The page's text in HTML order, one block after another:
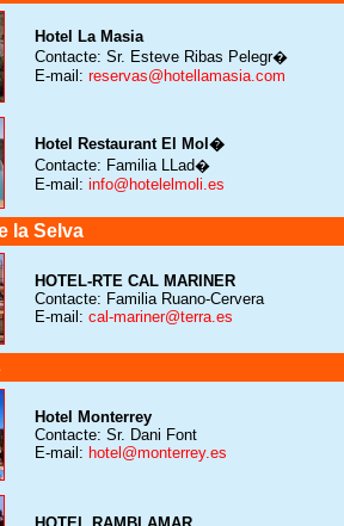
Hotel La Masia
Contacte: Sr. Esteve Ribas Pelegr�
E-mail: reservas@hotellamasia.com
Hotel Restaurant El Mol�
Contacte: Familia LLad�
E-mail: info@hotelelmoli.es
la Selva
HOTEL-RTE CAL MARINER
Contacte: Familia Ruano-Cervera
E-mail: cal-mariner@terra.es
Hotel Monterrey
Contacte: Sr. Dani Font
E-mail: hotel@monterrey.es